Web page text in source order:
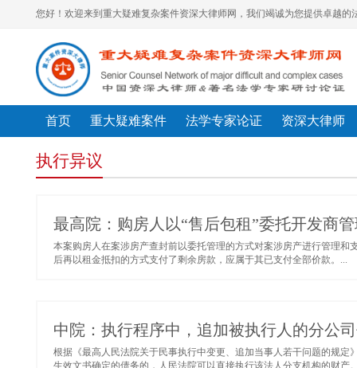
您好！欢迎来到重大疑难复杂案件资深大律师网，我们竭诚为您提供卓越的
首页 重大疑难案件 法学专家论证 资深大律师
执行异议
最高院：购房人以“售后包租”委托开发商
本案购房人在案涉房产查封前以委托管理的方式对案涉房产进行管理
后再以租金抵扣的方式支付了剩余房款，应属于其已支付全部价款。...
中院：执行程序中，追加被执行人的分公
根据《最高人民法院关于民事执行中变更、追加当事人若干问题的规
生效文书确定的债务的，人民法院可以直接执行该法人分支机构的财